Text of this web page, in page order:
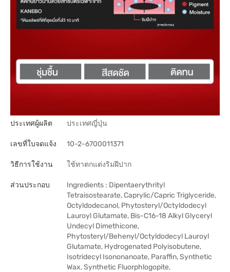
ประเทศผู้ผลิต ประเทศญี่ปุ่น
เลขที่ใบจดแจ้ง 10-2-6700011371
วิธีการใช้งาน ใช้ทาตกแต่งริมฝีปาก
ส่วนประกอบ
Ingredients : Dipentaerythrityl
Tetraisostearate, Caprylic/Capric Triglyceride,
Octyldodecanol, Phytosteryl/Octyldodecyl
Lauroyl Glutamate, Bis-C16-18 Alkyl Glyceryl
Undecyl Dimethicone,
Phytosteryl/Behenyl/Octyldodecyl Lauroyl
Glutamate, Hydrogenated Polyisobutene,
Isotridecyl Isononanoate, Paraffin, Synthetic
Wax, Synthetic Fluorphlogopite,